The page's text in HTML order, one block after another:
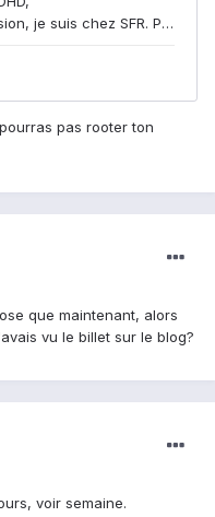
pas rooter ton
que maintenant, alors
vu le billet sur le blog?
voir semaine.